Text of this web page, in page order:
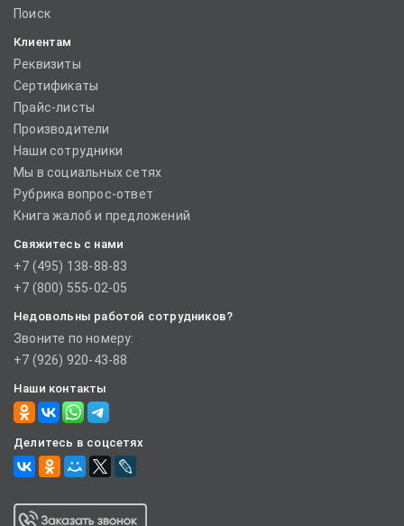
Поиск
Клиентам
Реквизиты
Сертификаты
Прайс-листы
Производители
Наши сотрудники
Мы в социальных сетях
Рубрика вопрос-ответ
Книга жалоб и предложений
Свяжитесь с нами
+7 (495) 138-88-83
+7 (800) 555-02-05
Недовольны работой сотрудников?
Звоните по номеру:
+7 (926) 920-43-88
Наши контакты
Делитесь в соцсетях